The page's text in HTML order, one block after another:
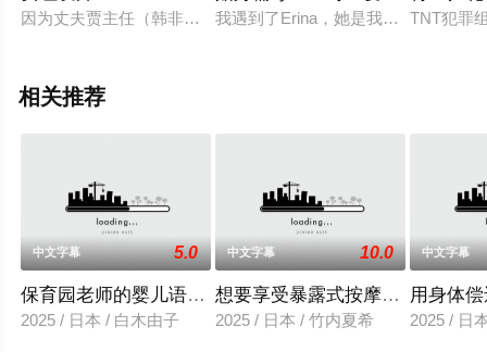
因为丈夫贾主任（韩非）反对，一心想做理发师的华家芳（王
我遇到了Erina，她是我在香港出差
TNT犯罪
相关推荐
中文字幕 5.0
保育园老师的婴儿语让人超兴奋
2025 / 日本 / 白木由子
中文字幕 10.0
想要享受暴露式按摩的已婚女子
2025 / 日本 / 竹内夏希
中文字幕
用身体
2025 / 日